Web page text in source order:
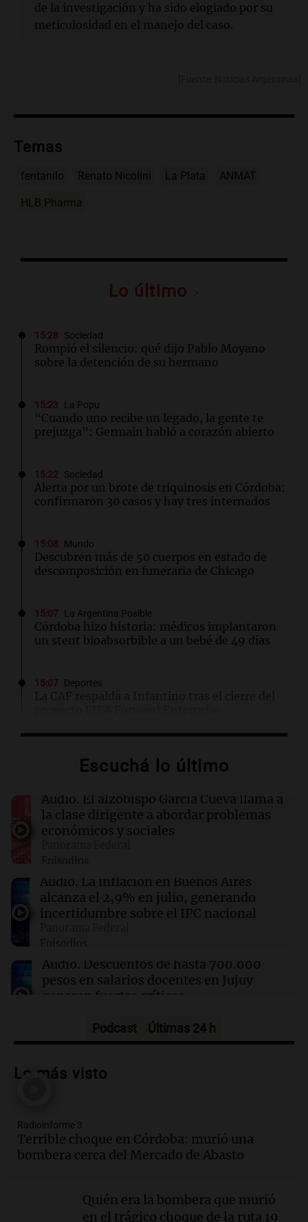
de la investigación y ha sido elogiado por su
meticulosidad en el manejo del caso.
Temas
fentanilo Renato Nicolini La Plata ANMAT
HLB Pharma
Lo último
15:28 Sociedad
Rompió el silencio: qué dijo Pablo Moyano
sobre la detención de su hermano
15:23 La Popu
“Cuando uno recibe un legado, la gente te
prejuzga”: Germain habló a corazón abierto
15:22 Sociedad
Alerta por un brote de triquinosis en Córdoba:
confirmaron 30 casos y hay tres internados
15:08 Mundo
Descubren más de 50 cuerpos en estado de
descomposición en funeraria de Chicago
15:07 La Argentina Posible
Córdoba hizo historia: médicos implantaron
un stent bioabsorbible a un bebé de 49 días
15:07 Deportes
La CAF respalda a Infantino tras el cierre del
Emily Ceco desmiente romance con Roberto
15:00 Sociedad
Quiniela matutina: conocé los números
14:51
James Harden evita antecedentes penales tras
desestimación de cargo por posesión de arma
Escuchá lo último
Audio. El alzobispo García Cueva llama a
la clase dirigente a abordar problemas
económicos y sociales
Episodios
Audio. La inflación en Buenos Aires
alcanza el 2,9% en julio, generando
incertidumbre sobre el IPC nacional
Episodios
Audio. Descuentos de hasta 700.000
pesos en salarios docentes en Jujuy
generan fuertes críticas
Audio.Docentes de Jujuy denuncian
sus salarios
Audio.
fallece tras perder el control de su
vehículo
Docentes de Jujuy enfrentan
Podcast Últimas 24 h
Lo más visto
Radioinforme 3
Terrible choque en Córdoba: murió una
bombera cerca del Mercado de Abasto
Quién era la bombera que murió
en el trágico choque de la ruta 19